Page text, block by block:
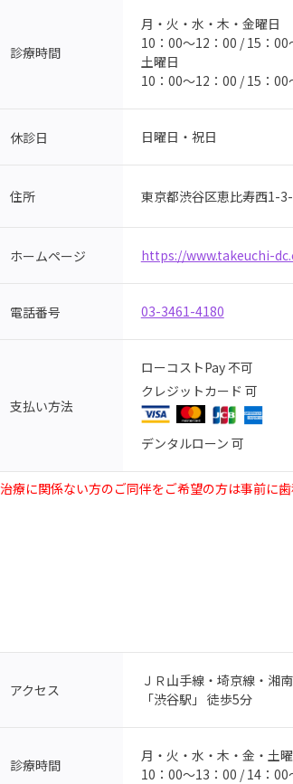
診療時間
月・火・水・木・金曜日
10：00～12：00 / 15：00
土曜日
10：00～12：00 / 15：00
休診日 日曜日・祝日
住所 東京都渋谷区恵比寿西1-
ホームページ https://www.takeuchi-
電話番号 03-3461-4180
支払い方法
ローコストPay 不可
クレジットカード 可
デンタルローン 可
療に関係ない方のご同伴をご希望の方は事前に歯
アクセス
ＪＲ山手線・埼京線・湘
「渋谷駅」 徒歩5分
診療時間
月・火・水・木・金・土
10：00〜13：00 / 14：00